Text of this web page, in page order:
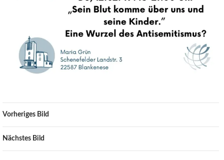
Vorheriges Bild
Nächstes Bild